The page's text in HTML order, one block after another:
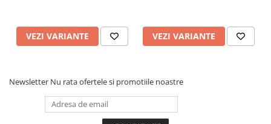
VEZI VARIANTE VEZI VARIANTE
Newsletter Nu rata ofertele si promotiile noastre